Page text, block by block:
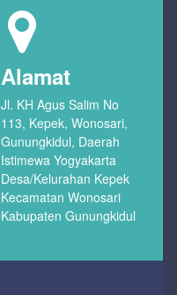
Alamat
Jl. KH Agus Salim No
113, Kepek, Wonosari,
Gunungkidul, Daerah
Istimewa Yogyakarta
Desa/Kelurahan Kepek
Kecamatan Wonosari
Kabupaten Gunungkidul